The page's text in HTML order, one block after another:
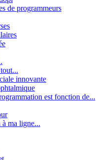
de programmeurs
innovante
est fonction de...
à ma ligne...